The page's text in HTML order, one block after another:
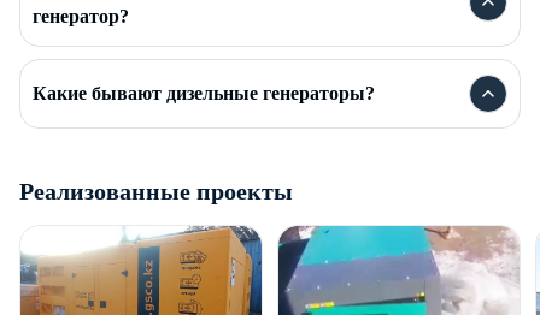
генератор?
Какие бывают дизельные генераторы?
Реализованные проекты